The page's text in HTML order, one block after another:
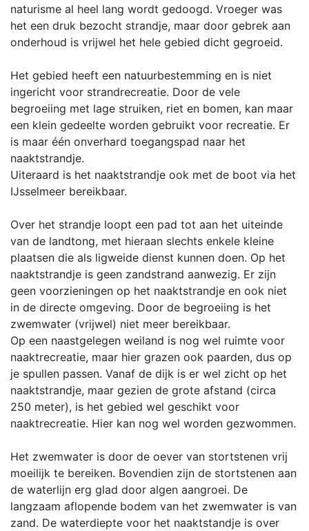
naturisme al heel lang wordt gedoogd. Vroeger was
het een druk bezocht strandje, maar door gebrek aan
onderhoud is vrijwel het hele gebied dicht gegroeid.
Het gebied heeft een natuurbestemming en is niet
ingericht voor strandrecreatie. Door de vele
begroeiing met lage struiken, riet en bomen, kan maar
een klein gedeelte worden gebruikt voor recreatie. Er
is maar één onverhard toegangspad naar het
naaktstrandje.
Uiteraard is het naaktstrandje ook met de boot via het
IJsselmeer bereikbaar.
Over het strandje loopt een pad tot aan het uiteinde
van de landtong, met hieraan slechts enkele kleine
plaatsen die als ligweide dienst kunnen doen. Op het
naaktstrandje is geen zandstrand aanwezig. Er zijn
geen voorzieningen op het naaktstrandje en ook niet
in de directe omgeving. Door de begroeiing is het
zwemwater (vrijwel) niet meer bereikbaar.
Op een naastgelegen weiland is nog wel ruimte voor
naaktrecreatie, maar hier grazen ook paarden, dus op
je spullen passen. Vanaf de dijk is er wel zicht op het
naaktstrandje, maar gezien de grote afstand (circa
250 meter), is het gebied wel geschikt voor
naaktrecreatie. Hier kan nog wel worden gezwommen.
Het zwemwater is door de oever van stortstenen vrij
moeilijk te bereiken. Bovendien zijn de stortstenen aan
de waterlijn erg glad door algen aangroei. De
langzaam aflopende bodem van het zwemwater is van
zand. De waterdiepte voor het naaktstandje is over